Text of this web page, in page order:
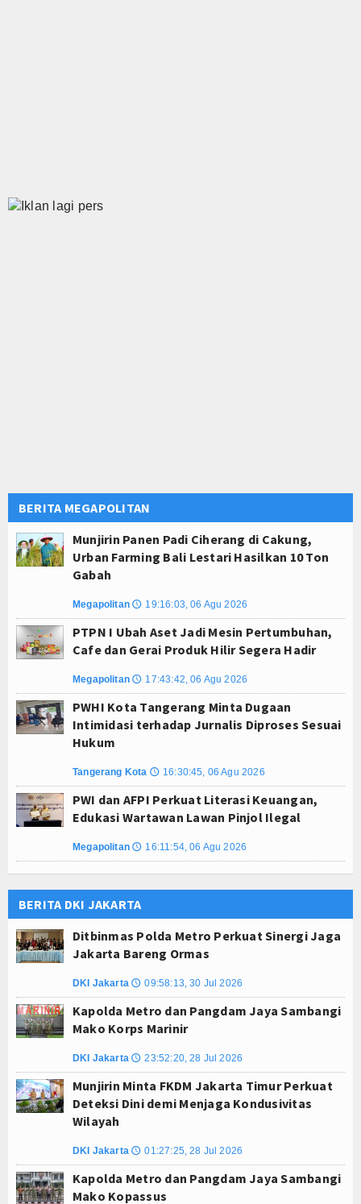
BERITA MEGAPOLITAN
Munjirin Panen Padi Ciherang di Cakung,
Urban Farming Bali Lestari Hasilkan 10 Ton
Gabah
Megapolitan 🕔 19:16:03, 06 Agu 2026
PTPN I Ubah Aset Jadi Mesin Pertumbuhan,
Cafe dan Gerai Produk Hilir Segera Hadir
Megapolitan 🕔 17:43:42, 06 Agu 2026
PWHI Kota Tangerang Minta Dugaan
Intimidasi terhadap Jurnalis Diproses Sesuai
Hukum
Tangerang Kota 🕔 16:30:45, 06 Agu 2026
PWI dan AFPI Perkuat Literasi Keuangan,
Edukasi Wartawan Lawan Pinjol Ilegal
Megapolitan 🕔 16:11:54, 06 Agu 2026
BERITA DKI JAKARTA
Ditbinmas Polda Metro Perkuat Sinergi Jaga
Jakarta Bareng Ormas
DKI Jakarta 🕔 09:58:13, 30 Jul 2026
Kapolda Metro dan Pangdam Jaya Sambangi
Mako Korps Marinir
DKI Jakarta 🕔 23:52:20, 28 Jul 2026
Munjirin Minta FKDM Jakarta Timur Perkuat
Deteksi Dini demi Menjaga Kondusivitas
Wilayah
DKI Jakarta 🕔 01:27:25, 28 Jul 2026
Kapolda Metro dan Pangdam Jaya Sambangi
Mako Kopassus